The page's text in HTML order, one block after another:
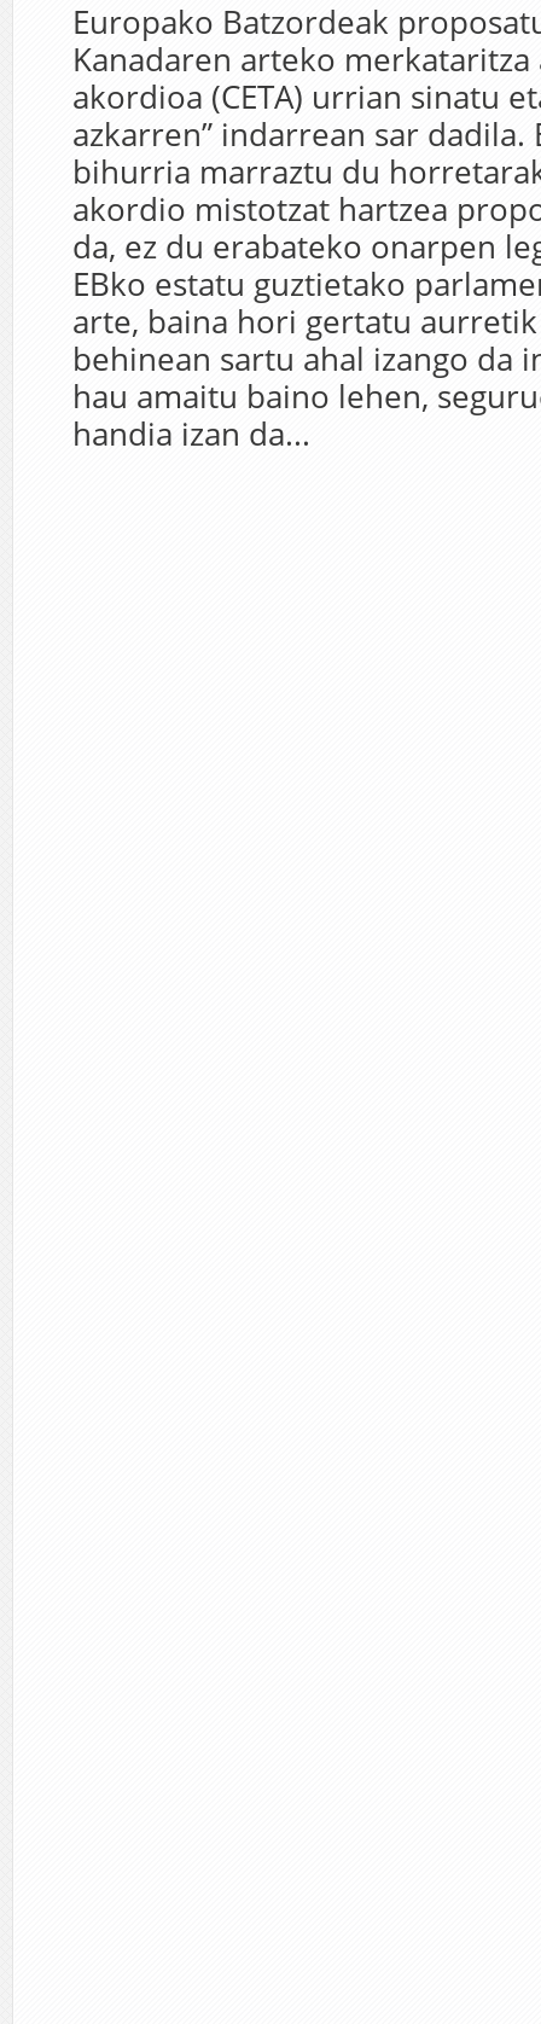
Europako Batzordeak
Kanadaren arteko merkataritza
akordioa (CETA) urrian sinatu
azkarren” indarrean sar
bihurria marraztu du
akordio mistotzat hartzea
da, ez du erabateko onarpen
EBko estatu guztietako
arte, baina hori gertatu
behinean sartu ahal izango da
hau amaitu baino lehen,
handia izan da...